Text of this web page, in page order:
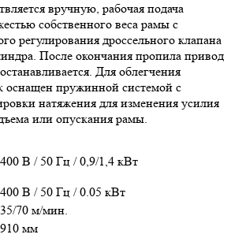
вручную, рабочая подача
собственного веса рамы с
регулирования дроссельного клапана
После окончания пропила привод
Для облегчения
оснащен пружинной системой с
натяжения для изменения усилия
или опускания рамы.
400 В / 50 Гц / 0,9/1,4 кВт
400 В / 50 Гц / 0.05 кВт
35/70 м/мин.
910 мм